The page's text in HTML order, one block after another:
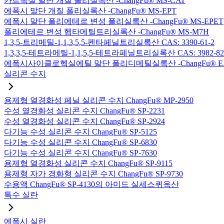
에폭시 말단 개질 폴리실록산 -ChangFu® MS-EPT
에폭시 말단 폴리에테르 변성 폴리실록산 -ChangFu® MS-EPET
폴리에테르 변성 헵타메틸트리실록산 -ChangFu® MS-M7H
1,3,5-트리메틸-1,1,3,5,5-펜타페닐트리실록산 CAS: 3390-61-2
1,3,3,5-테트라메틸-1,1,5,5-테트라페닐트리실록산 CAS: 3982-
에폭시사이클로헥실에틸 말단 폴리디메틸실록산 -ChangFu®
실리콘 수지
용제형 열경화성 페닐 실리콘 수지 ChangFu® MP-2950
수성 열경화성 실리콘 수지 ChangFu® SP-2231
수성 열경화성 실리콘 수지 ChangFu® SP-2924
다기능 수성 실리콘 수지 ChangFu® SP-5125
다기능 수성 실리콘 수지 ChangFu® SP-6830
다기능 수성 실리콘 수지 ChangFu® SP-7630
용제형 열경화성 실리콘 수지 ChangFu® SP-9115
용제형 자가 경화형 실리콘 수지 ChangFu® SP-9730
수용액 ChangFu® SP-4130의 아미드 실세스퀴옥산
특수 실란
에폭시 실란